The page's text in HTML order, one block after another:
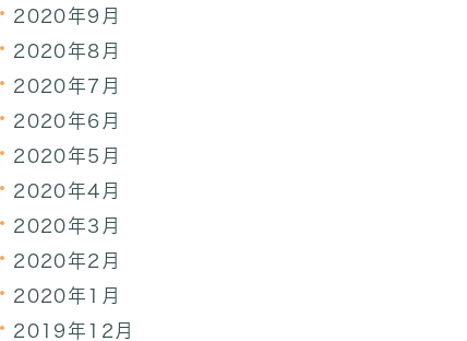
2020年9月
2020年8月
2020年7月
2020年6月
2020年5月
2020年4月
2020年3月
2020年2月
2020年1月
2019年12月